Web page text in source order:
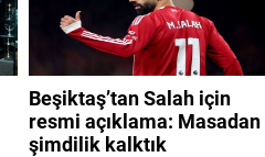
Beşiktaş’tan Salah için
resmi açıklama: Masadan
şimdilik kalktık